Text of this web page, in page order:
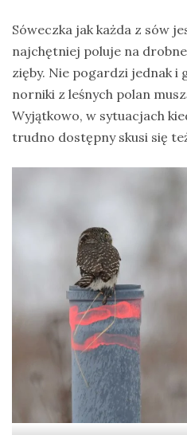
Sóweczka jak każda z sów
najchętniej poluje na
zięby. Nie pogardzi jednak i
norniki z leśnych polan
Wyjątkowo, w sytuacjach
trudno dostępny skusi się